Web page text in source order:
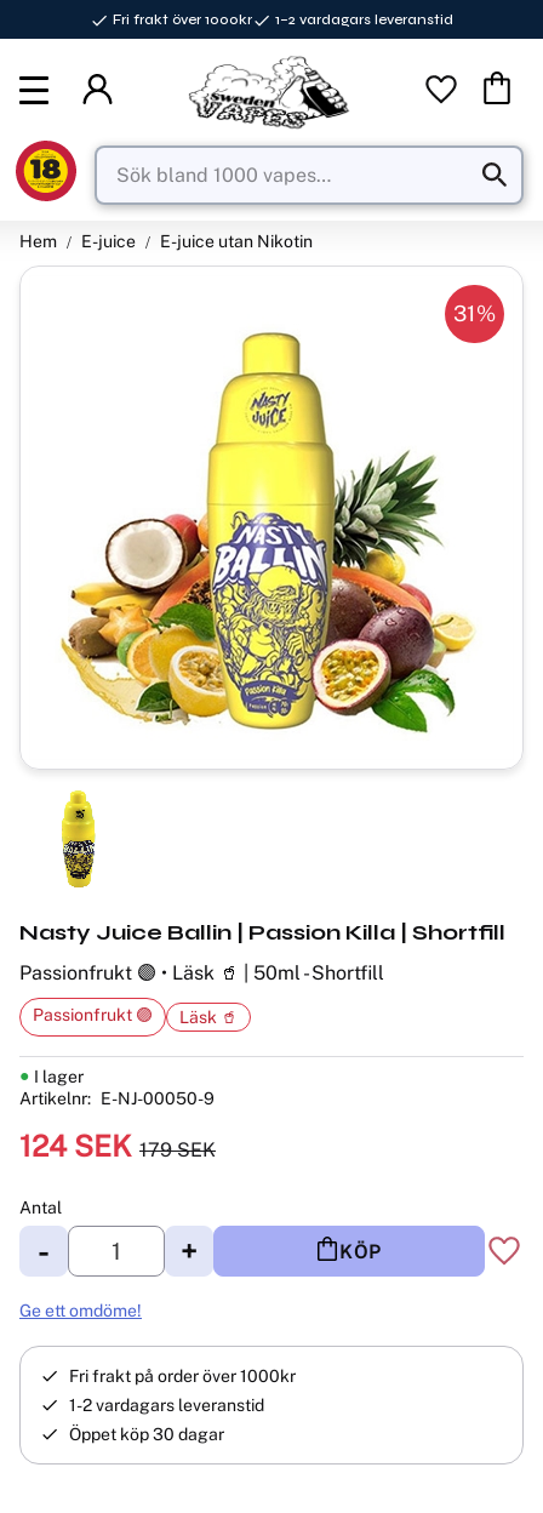
Fri frakt över 1000kr 1–2 vardagars leveranstid
Favoriter
Hem E-juice E-juice utan Nikotin
31%
Nasty Juice Ballin | Passion Killa | Shortfill
Passionfrukt 🟣 • Läsk 🥤 | 50ml - Shortfill
Nedsatt pris:
124SEK Ordinarie pris:
179SEK
Antal
+
- KÖP
I lager
Artikelnr
E-NJ-00050-9
Passionfrukt 🟣 Läsk 🥤
Ge ett omdöme!
Fri frakt på order över 1000kr
1-2 vardagars leveranstid
Öppet köp 30 dagar